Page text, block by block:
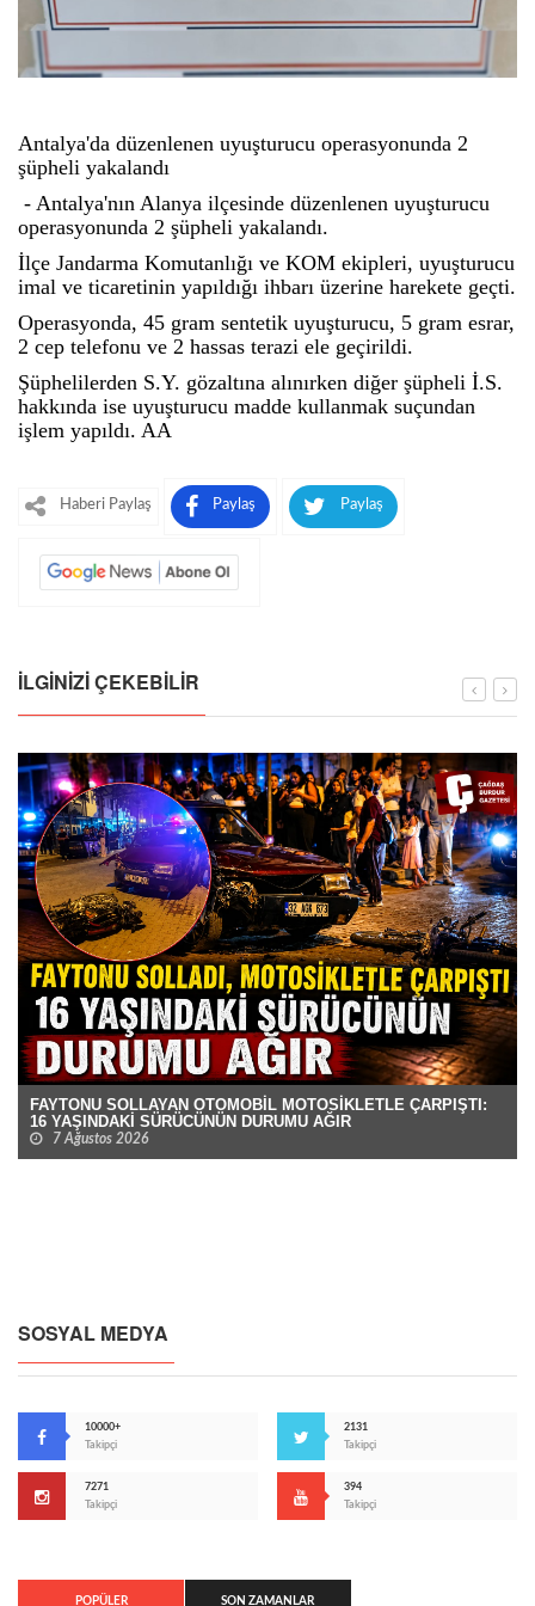
Antalya'da düzenlenen uyuşturucu operasyonunda 2
şüpheli yakalandı
- Antalya'nın Alanya ilçesinde düzenlenen uyuşturucu
operasyonunda 2 şüpheli yakalandı.
İlçe Jandarma Komutanlığı ve KOM ekipleri, uyuşturucu
imal ve ticaretinin yapıldığı ihbarı üzerine harekete geçti.
Operasyonda, 45 gram sentetik uyuşturucu, 5 gram esrar,
2 cep telefonu ve 2 hassas terazi ele geçirildi.
Şüphelilerden S.Y. gözaltına alınırken diğer şüpheli İ.S.
hakkında ise uyuşturucu madde kullanmak suçundan
işlem yapıldı. AA
Haberi Paylaş Paylaş Paylaş
İLGINIZI ÇEKEBILIR
FAYTONU SOLLAYAN OTOMOBİL MOTOSİKLETLE ÇARPIŞTI:
16 YAŞINDAKİ SÜRÜCÜNÜN DURUMU AĞIR
7 Ağustos 2026
SOSYAL MEDYA
10000+
Takipçi
2131
Takipçi
7271
Takipçi
394
Takipçi
POPÜLER SON ZAMANLAR